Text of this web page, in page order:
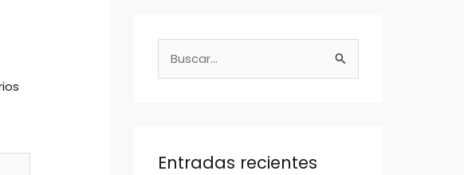
u
a
Entradas recientes